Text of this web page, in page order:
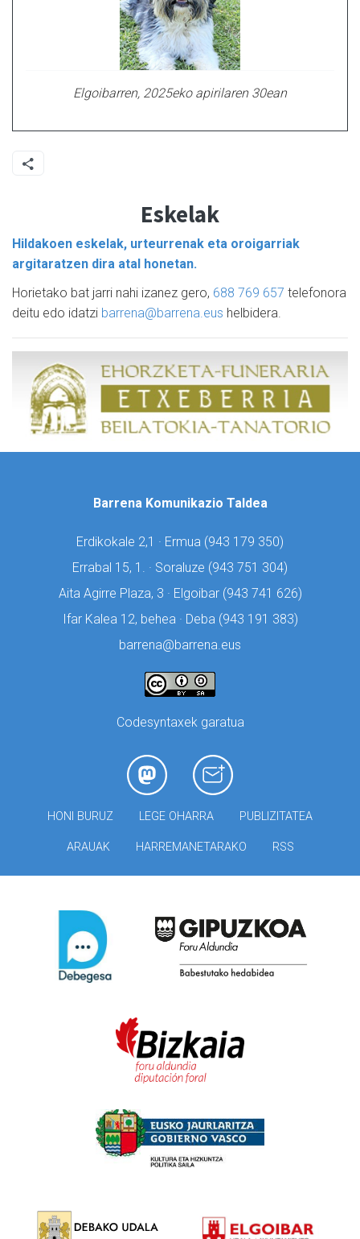
Elgoibarren, 2025eko apirilaren 30ean
Eskelak
Hildakoen eskelak, urteurrenak eta oroigarriak
argitaratzen dira atal honetan.
Horietako bat jarri nahi izanez gero, 688 769 657 telefonora
deitu edo idatzi barrena@barrena.eus helbidera.
Barrena Komunikazio Taldea
Erdikokale 2,1 · Ermua (943 179 350)
Errabal 15, 1. · Soraluze (943 751 304)
Aita Agirre Plaza, 3 · Elgoibar (943 741 626)
Ifar Kalea 12, behea · Deba (943 191 383)
barrena@barrena.eus
Codesyntaxek garatua
HONI BURUZ LEGE OHARRA PUBLIZITATEA
ARAUAK HARREMANETARAKO RSS